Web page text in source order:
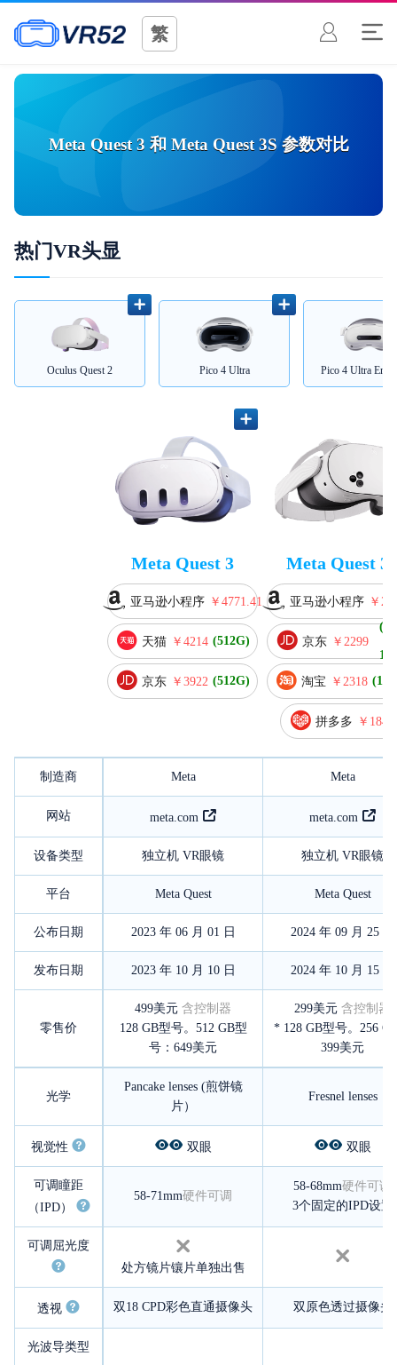
繁
Meta Quest 3 和 Meta Quest 3S 参数对比
热门VR头显
Oculus Quest 2 Pico 4 Ultra Pico 4 Ultra
Meta Quest 3
亚马逊小程序 ￥4771.41
天猫 ￥4214 (512G)
京东 ￥3922 (512G)
Meta Quest
亚马逊小程序 ￥
京东 ￥2299
淘宝 ￥2318
拼多多 ￥1848
制造商 Meta Meta
网站 meta.com meta.com
设备类型 独立机 VR眼镜 独立机 VR眼镜
平台 Meta Quest Meta Quest
公布日期 2023 年 06 月 01 日 2024 年 09 月 25 日
发布日期 2023 年 10 月 10 日 2024 年 10 月 15 日
零售价
499美元 含控制器
128 GB型号。512 GB型
号：649美元
299美元 含控制器
* 128 GB型号。256
399美元
光学
Pancake lenses (煎饼镜
片）
Fresnel lenses
视觉性 双眼 双眼
可调瞳距
（IPD）
58-71mm硬件可调
58-68mm硬件可调
3个固定的IPD设置
可调屈光度
处方镜片镶片单独出售
透视 双18 CPD彩色直通摄像头 双原色透过摄像头
光波导类型